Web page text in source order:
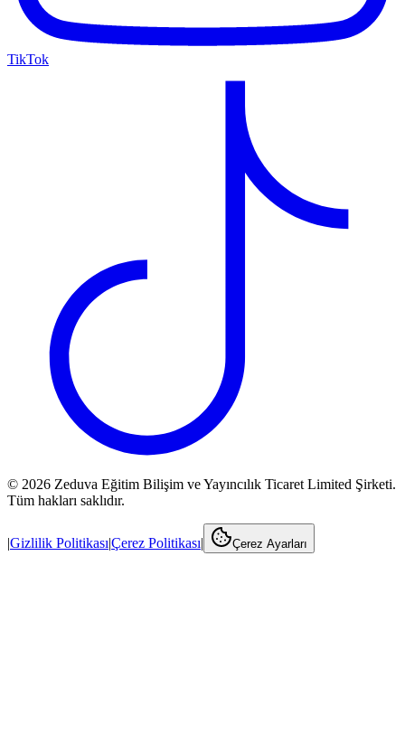
TikTok
© 2026 Zeduva Eğitim Bilişim ve Yayıncılık Ticaret Limited Şirketi.
Tüm hakları saklıdır.
Gizlilik PolitikasıÇerez Politikası Çerez Ayarları